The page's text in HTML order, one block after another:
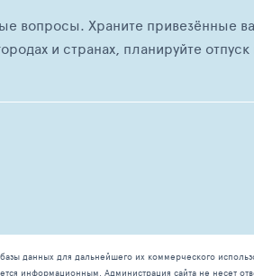
вопросы. Храните привезённые
и странах, планируйте
данных для дальнейшего их коммерческого
информационным. Администрация сайта не несет